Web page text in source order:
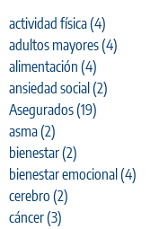
actividad física(4)
adultos mayores(4)
alimentación (4)
ansiedad social (2)
Asegurados(19)
asma(2)
bienestar(2)
bienestar emocional (4)
cerebro (2)
cáncer(3)